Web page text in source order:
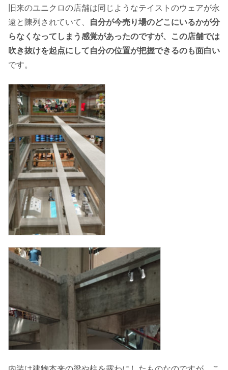
旧来のユニクロの店舗は同じようなテイストのウェアが永
遠と陳列されていて、
自分が今売り場のどこにいるかが分
らなくなってしまう感覚があったのですが、この店舗では
吹き抜けを起点にして自分の位置が把握できるのも面白い
です。